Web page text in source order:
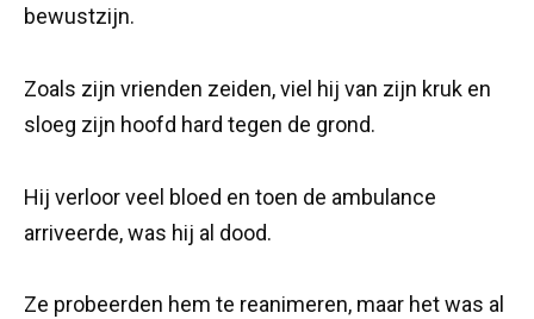
bewustzijn.
Zoals zijn vrienden zeiden, viel hij van zijn kruk en
sloeg zijn hoofd hard tegen de grond.
Hij verloor veel bloed en toen de ambulance
arriveerde, was hij al dood.
Ze probeerden hem te reanimeren, maar het was al